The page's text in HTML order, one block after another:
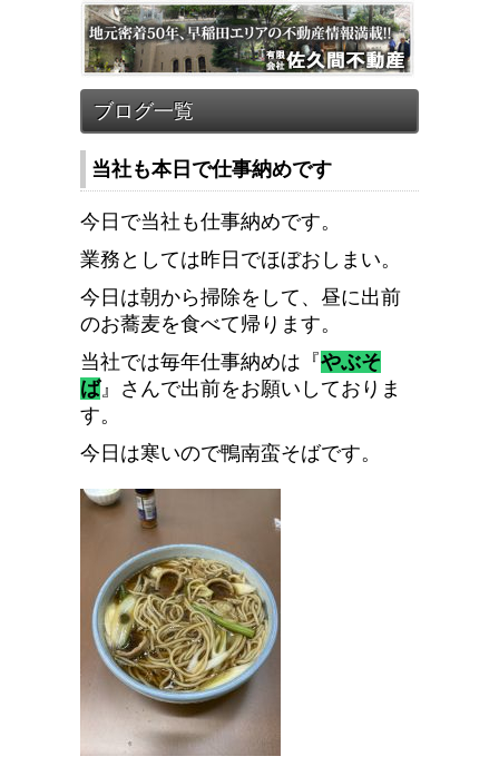
当社も本日で仕事納めです
今日で当社も仕事納めです。
業務としては昨日でほぼおしまい。
今日は朝から掃除をして、昼に出前
のお蕎麦を食べて帰ります。
当社では毎年仕事納めは『やぶそ
ば』さんで出前をお願いしておりま
す。
今日は寒いので鴨南蛮そばです。